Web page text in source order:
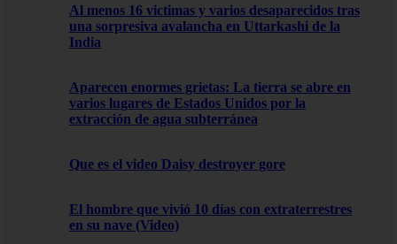
Al menos 16 victimas y varios desaparecidos tras
una sorpresiva avalancha en Uttarkashi de la
India
Aparecen enormes grietas: La tierra se abre en
varios lugares de Estados Unidos por la
extracción de agua subterránea
Que es el video Daisy destroyer gore
El hombre que vivió 10 días con extraterrestres
en su nave (Video)